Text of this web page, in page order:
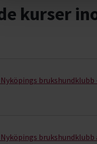
kurser
Nyköpings brukshundklubb
Nyköpings